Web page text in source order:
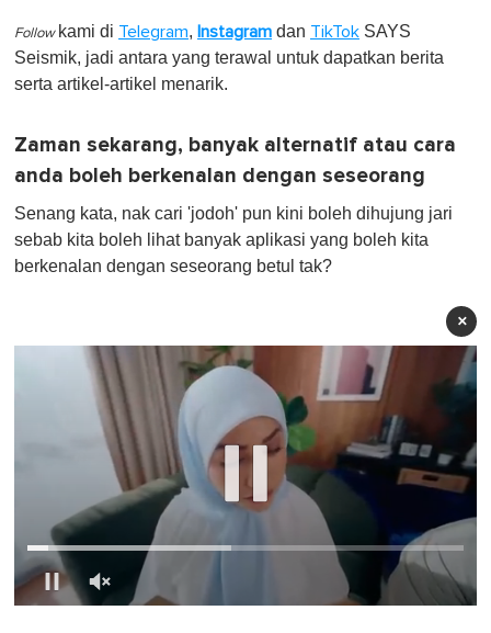
Follow kami di Telegram, Instagram dan TikTok SAYS
Seismik, jadi antara yang terawal untuk dapatkan berita
serta artikel-artikel menarik.
Zaman sekarang, banyak alternatif atau cara
anda boleh berkenalan dengan seseorang
Senang kata, nak cari 'jodoh' pun kini boleh dihujung jari
sebab kita boleh lihat banyak aplikasi yang boleh kita
berkenalan dengan seseorang betul tak?
×